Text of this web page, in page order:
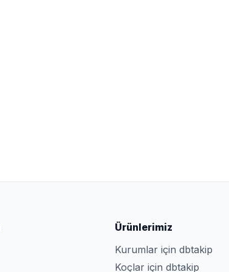
Ürünlerimiz
Kurumlar için dbtakip
Koçlar için dbtakip